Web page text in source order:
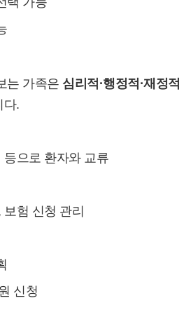
는 가족은 심리적·행정적·재정적
다.
등으로 환자와 교류
험 신청 관리
신청